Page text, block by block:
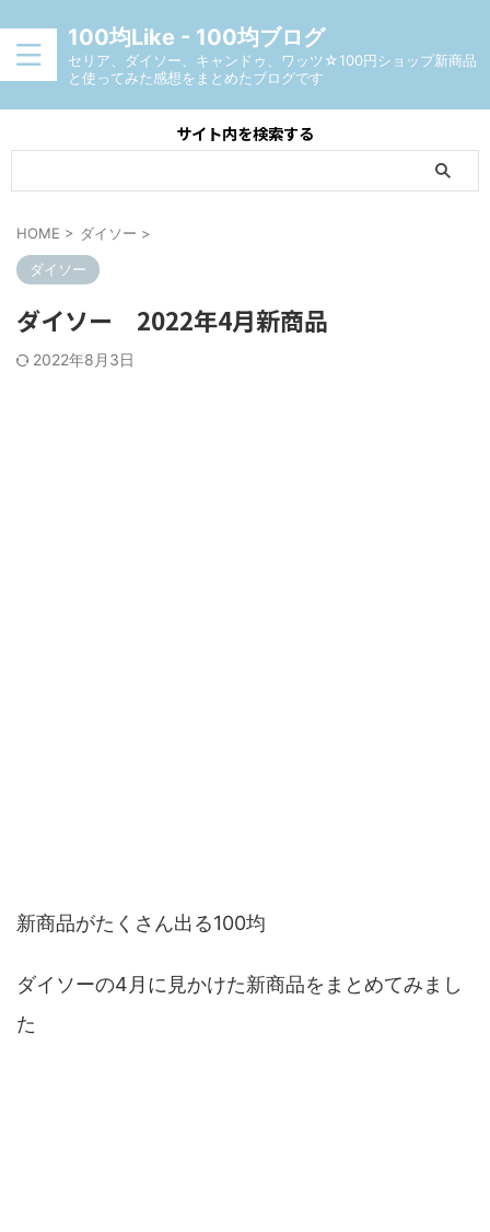
100均Like - 100均ブログ
セリア、ダイソー、キャンドゥ、ワッツ☆100円ショップ新商品
と使ってみた感想をまとめたブログです
サイト内を検索する
HOME > ダイソー >
ダイソー
ダイソー 2022年4月新商品
2022年8月3日
新商品がたくさん出る100均
ダイソーの4月に見かけた新商品をまとめてみまし
た